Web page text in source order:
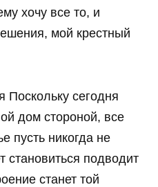
хочу все то, и
мой крестный
Поскольку сегодня
дом стороной, все
пусть никогда не
становиться подводит
станет той